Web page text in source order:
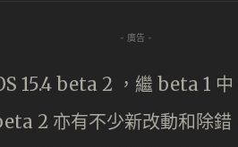
- 廣告 -
15.4 beta 2 ，繼 beta 1 中
2 亦有不少新改動和除